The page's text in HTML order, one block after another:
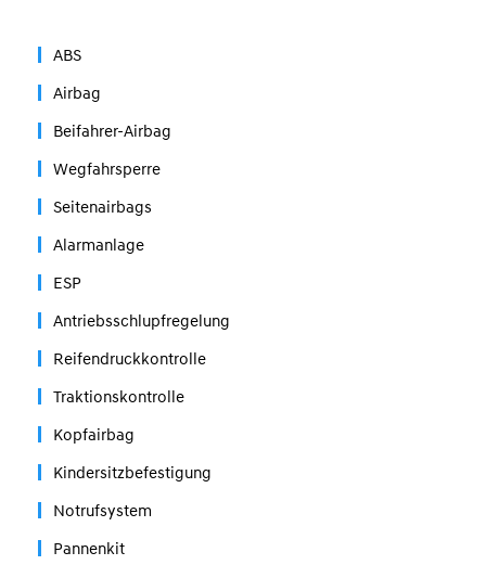
ABS
Airbag
Beifahrer-Airbag
Wegfahrsperre
Seitenairbags
Alarmanlage
ESP
Antriebsschlupfregelung
Reifendruckkontrolle
Traktionskontrolle
Kopfairbag
Kindersitzbefestigung
Notrufsystem
Pannenkit